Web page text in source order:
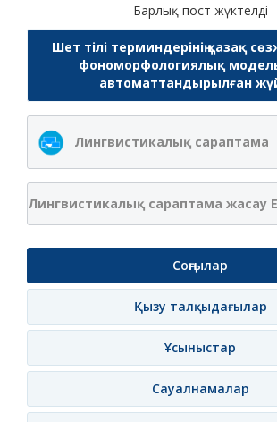
Барлық пост жүктелді
Шет тілі терминдерінің қазақ
фономорфологиялық
автоматтандырылған
Лингвистикалық сараптама
Лингвистикалық сараптама жасау
Соңғылар
Қызу талқыдағылар
Ұсыныстар
Сауалнамалар